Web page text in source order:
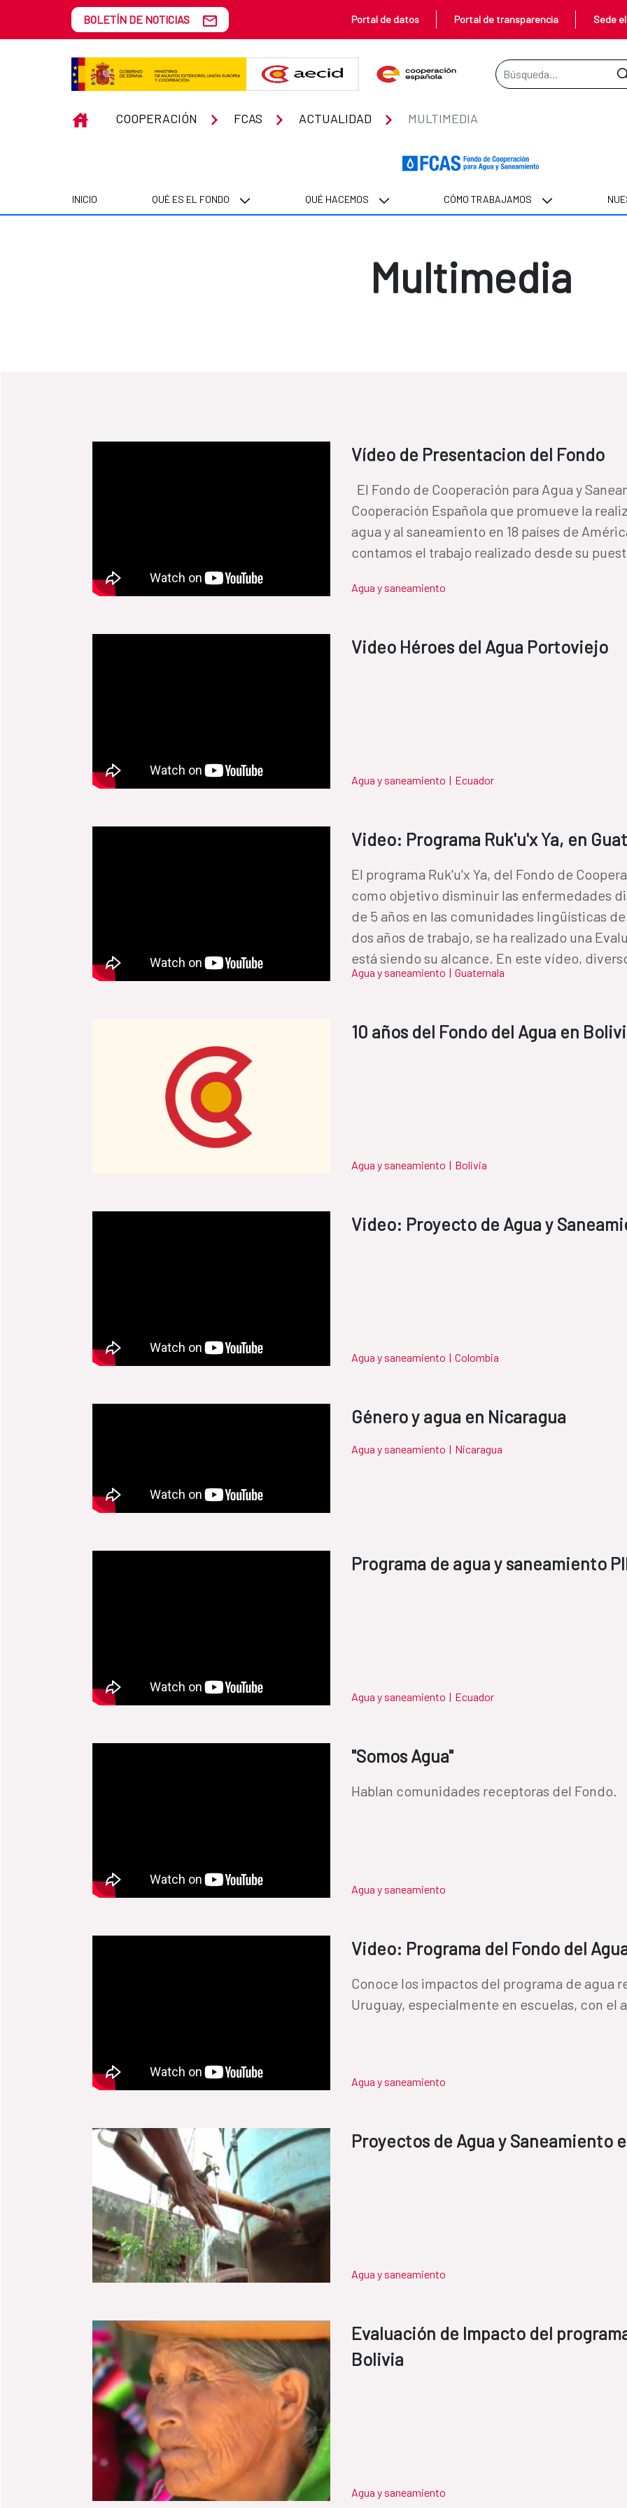
Saltar al contenido principal
Multimedia
BOLETÍN DE NOTICIAS Portal de datos Portal de transparencia Sede
Barra de búsqueda
INICIOCOOPERACIÓN FCAS ACTUALIDAD MULTIMEDIA
INICIO QUÉ ES EL FONDO QUÉ HACEMOS CÓMO TRABAJAMOS
Multimedia
Vídeo de Presentacion del Fondo
Cooperación Española que promueve la
agua y al saneamiento en 18 países de
contamos el trabajo realizado desde su
Agua y saneamiento
Video Héroes del Agua Portoviejo
Agua y saneamiento | Ecuador
Video: Programa Ruk'u'x Ya, en
El programa Ruk'u'x Ya, del Fondo de
como objetivo disminuir las enfermedades
de 5 años en las comunidades lingüísticas
dos años de trabajo, se ha realizado una
está siendo su alcance. En este vídeo,
experiencia en algunas de las actividades
El programa está siendo ejecutado por
Agua y saneamiento | Guatemala
10 años del Fondo del Agua en
Agua y saneamiento | Bolivia
Video: Proyecto de Agua y
Agua y saneamiento | Colombia
Género y agua en Nicaragua
Agua y saneamiento | Nicaragua
Programa de agua y saneamiento
Agua y saneamiento | Ecuador
"Somos Agua"
Hablan comunidades receptoras del Fondo.
Agua y saneamiento
Video: Programa del Fondo del
​Conoce los impactos del programa de agua
Uruguay, especialmente en escuelas, con el
Agua y saneamiento
Proyectos de Agua y Saneamiento
Agua y saneamiento
Evaluación de Impacto del
Bolivia
Agua y saneamiento